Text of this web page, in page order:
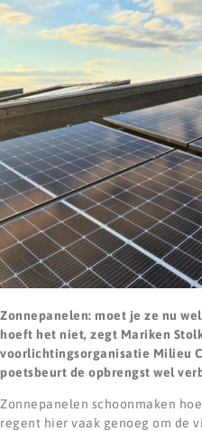
Zonnepanelen: moet je ze nu
hoeft het niet, zegt Mariken
voorlichtingsorganisatie Milieu
poetsbeurt de opbrengst wel
Zonnepanelen schoonmaken
regent hier vaak genoeg om de